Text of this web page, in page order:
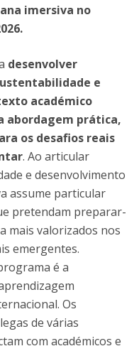
imersiva no
desenvolver
e
académico
abordagem prática,
os desafios reais
. Ao articular
e desenvolvimento
assume particular
pretendam preparar-
mais valorizados nos
emergentes.
é a
Os
de várias
com académicos e